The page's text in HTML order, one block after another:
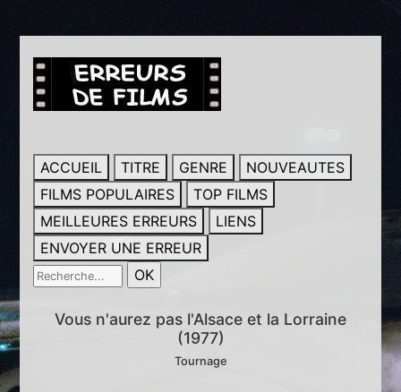
ACCUEIL TITRE GENRE
NOUVEAUTES
FILMS POPULAIRES
TOP FILMS
MEILLEURES ERREURS
LIENS
ENVOYER UNE ERREUR
Vous n'aurez pas l'Alsace et la Lorraine
(1977)
Tournage